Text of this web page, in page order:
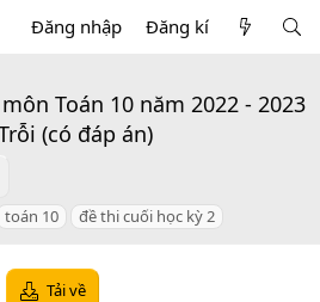
Đăng nhập Đăng kí
Toán 10 năm 2022 - 2023
(có đáp án)
toán 10 đề thi cuối học kỳ 2
Tải về